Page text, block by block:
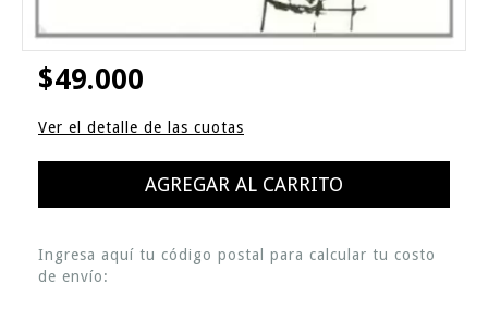
$49.000
Ver el detalle de las cuotas
Ingresa aquí tu código postal para calcular tu costo
de envío: